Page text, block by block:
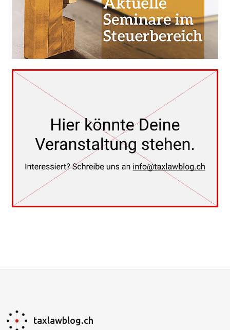
taxlawblog.ch